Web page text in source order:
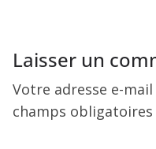
Laisser un
Votre adresse e-
champs